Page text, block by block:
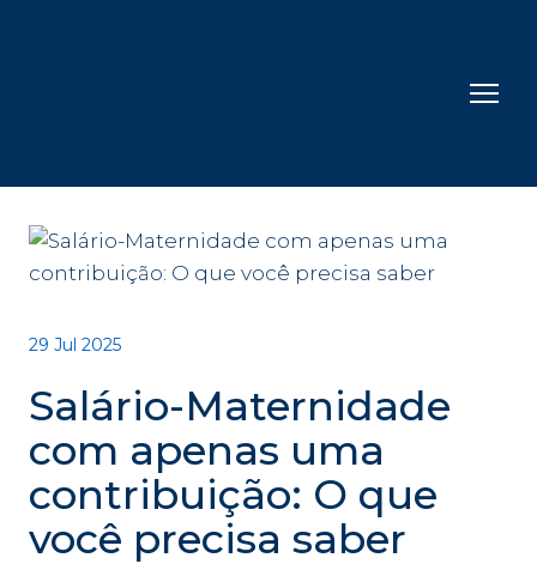
29 Jul 2025
Salário-Maternidade
com apenas uma
contribuição: O que
você precisa saber